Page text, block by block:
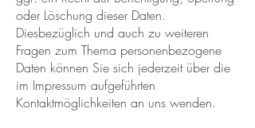
oder Löschung dieser Daten.
Diesbezüglich und auch zu weiteren
Fragen zum Thema personenbezogene
Daten können Sie sich jederzeit über die
im Impressum aufgeführten
Kontaktmöglichkeiten an uns wenden.